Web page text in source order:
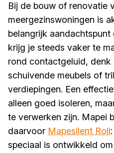
Bij de bouw of renovatie
meergezinswoningen is
belangrijk
krijg je steeds vaker te
rond contactgeluid, denk
schuivende meubels of
verdiepingen. Een
alleen goed isoleren,
te verwerken zijn. Mapei
daarvoor Mapesilent Roll
speciaal is ontwikkeld